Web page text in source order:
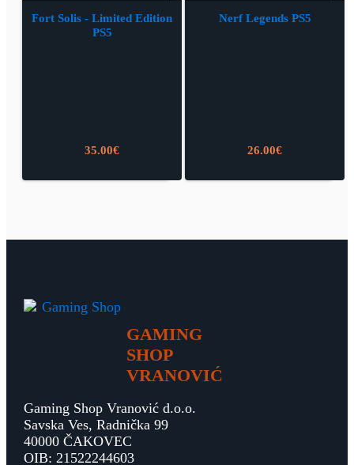
Fort Solis - Limited Edition
PS5
35.00€
Nerf Legends PS5
26.00€
GAMING
SHOP
VRANOVIĆ
Gaming Shop Vranović d.o.o.
Savska Ves, Radnička 99
40000 ČAKOVEC
OIB: 21522244603